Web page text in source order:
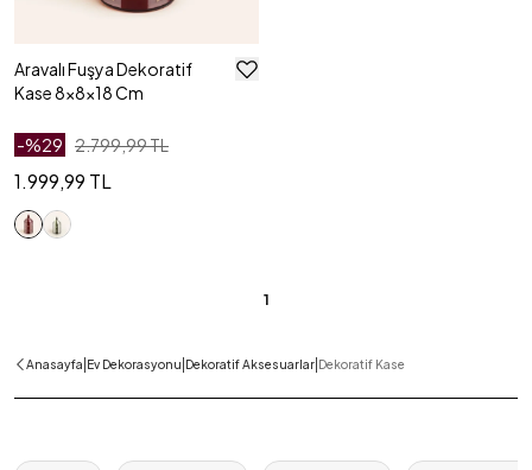
Aravalı Fuşya Dekoratif
Kase 8x8x18 Cm
-%29 2.799,99 TL
1.999,99 TL
1
Anasayfa Ev Dekorasyonu Dekoratif Aksesuarlar Dekoratif Kase